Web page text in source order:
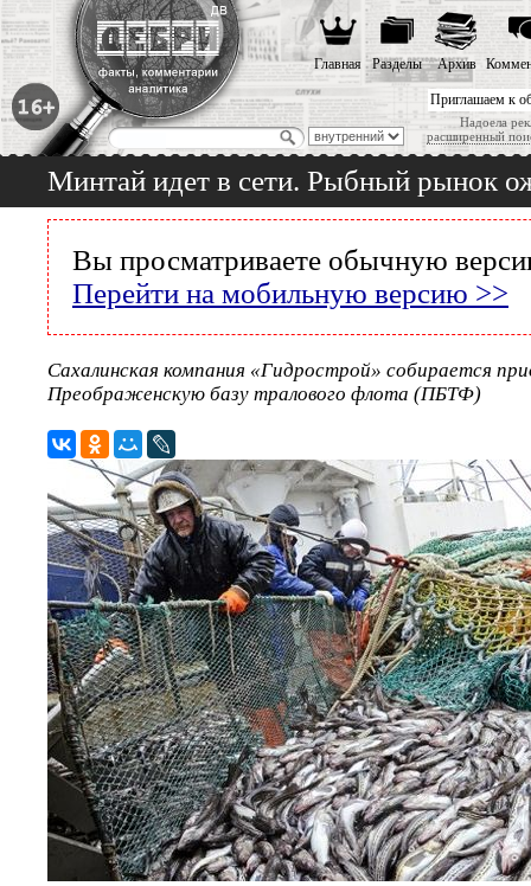
Приглашаем к
Надоела
расширенный
Главная Разделы Архив
Минтай идет в сети. Рыбный рынок
Вы просматриваете обычную
Перейти на мобильную версию >>
Сахалинская компания «Гидрострой» собирается
Преображенскую базу тралового флота (ПБТФ)